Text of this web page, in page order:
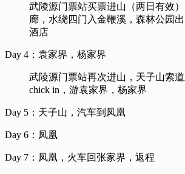
武陵源门票站买票进山（两日有效
廊，水绕四门入金鞭溪，森林公园
酒店
Day 4：袁家界，杨家界
武陵源门票站再次进山，天子山索
chick in，游袁家界，杨家界
Day 5：天子山，汽车到凤凰
Day 6：凤凰
Day 7：凤凰，火车回张家界，返程